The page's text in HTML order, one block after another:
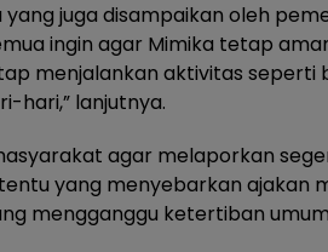
yang juga disampaikan oleh
ingin agar Mimika tetap
menjalankan aktivitas seperti
hari,” lanjutnya.
agar melaporkan
yang menyebarkan ajakan
mengganggu ketertiban